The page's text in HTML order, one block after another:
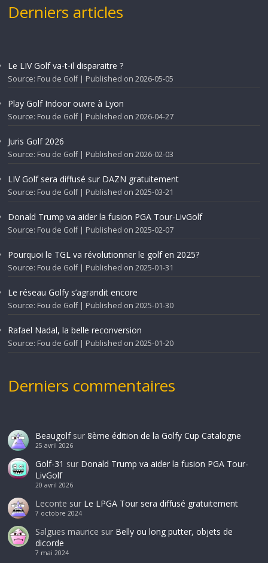
Derniers articles
Le LIV Golf va-t-il disparaitre ?
Source: Fou de Golf Published on 2026-05-05
Play Golf Indoor ouvre à Lyon
Source: Fou de Golf Published on 2026-04-27
Juris Golf 2026
Source: Fou de Golf Published on 2026-02-03
LIV Golf sera diffusé sur DAZN gratuitement
Source: Fou de Golf Published on 2025-03-21
Donald Trump va aider la fusion PGA Tour-LivGolf
Source: Fou de Golf Published on 2025-02-07
Pourquoi le TGL va révolutionner le golf en 2025?
Source: Fou de Golf Published on 2025-01-31
Le réseau Golfy s’agrandit encore
Source: Fou de Golf Published on 2025-01-30
Rafael Nadal, la belle reconversion
Source: Fou de Golf Published on 2025-01-20
Derniers commentaires
Beaugolfsur 8ème édition de la Golfy Cup Catalogne
25 avril 2026
Golf-31 sur Donald Trump va aider la fusion PGA Tour-
LivGolf
20 avril 2026
Leconte sur Le LPGA Tour sera diffusé gratuitement
7 octobre 2024
Salgues maurice sur Belly ou long putter, objets de
dicorde
7 mai 2024